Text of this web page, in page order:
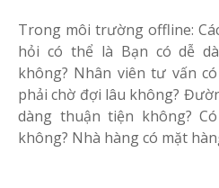
Trong môi trường offline:
hỏi có thể là Bạn có dễ
không? Nhân viên tư vấn
phải chờ đợi lâu không?
dàng thuận tiện không?
không? Nhà hàng có mặt